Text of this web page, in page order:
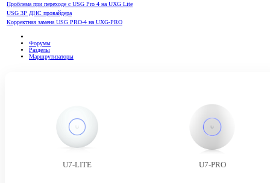
Проблема при переходе с USG Pro 4 на UXG Lite
USG 3P ДНС провайдера
Корректная замена USG PRO-4 на UXG-PRO
Форумы
Разделы
Маршрутизаторы
U7-LITE U7-PRO